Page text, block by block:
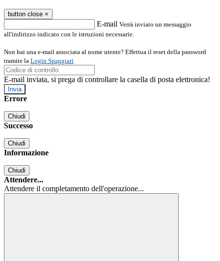
button close ×
E-mail Verrà inviato un messaggio
all'indirizzo indicato con le istruzioni necessarie.
Non hai una e-mail associata al nome utente? Effettua il reset della password
tramite la Login Spaggiari
E-mail inviata, si prega di controllare la casella di posta elettronica!
Errore
Chiudi
Successo
Chiudi
Informazione
Chiudi
Attendere...
Attendere il completamento dell'operazione...